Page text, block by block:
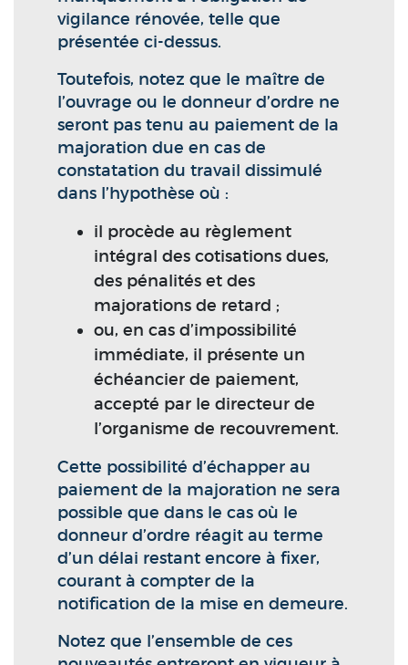
vigilance rénovée, telle que
présentée ci-dessus.
Toutefois, notez que le maître de
l’ouvrage ou le donneur d’ordre ne
seront pas tenu au paiement de la
majoration due en cas de
constatation du travail dissimulé
dans l’hypothèse où :
il procède au règlement
intégral des cotisations dues,
des pénalités et des
majorations de retard ;
ou, en cas d’impossibilité
immédiate, il présente un
échéancier de paiement,
accepté par le directeur de
l’organisme de recouvrement.
Cette possibilité d’échapper au
paiement de la majoration ne sera
possible que dans le cas où le
donneur d’ordre réagit au terme
d’un délai restant encore à fixer,
courant à compter de la
notification de la mise en demeure.
Notez que l’ensemble de ces